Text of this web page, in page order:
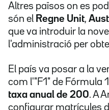
Altres països on es
són el Regne Unit,
que va introduir la
l'administració per
El país va posar a la
com l'"F1" de Fórmula
taxa anual de 200. A
configurar matrícules